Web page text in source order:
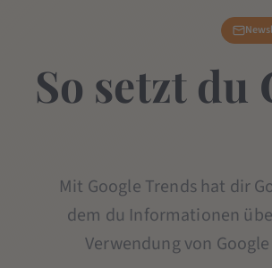
So setzt
Mit Google Trends hat dir
dem du Informationen
Verwendung von